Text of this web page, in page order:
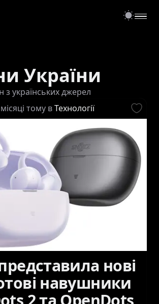
України
з українських джерел
тому вТехнології
нові
навушники